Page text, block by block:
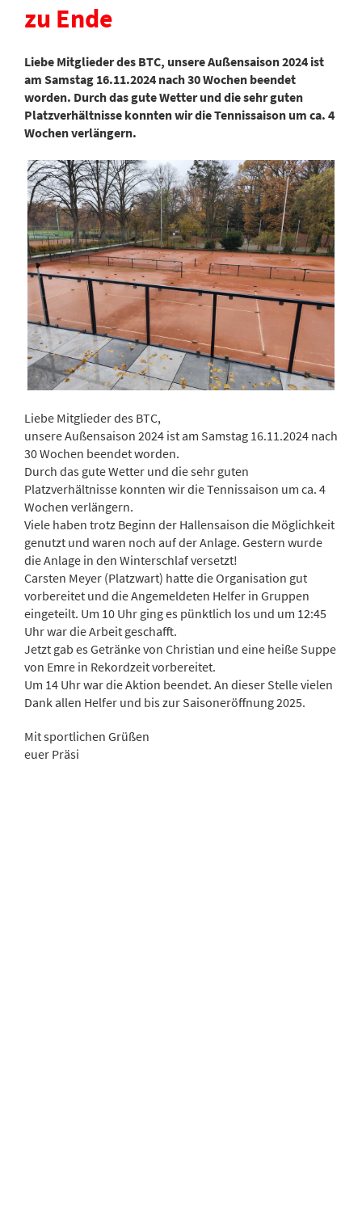
zu Ende
Liebe Mitglieder des BTC, unsere Außensaison 2024 ist
am Samstag 16.11.2024 nach 30 Wochen beendet
worden. Durch das gute Wetter und die sehr guten
Platzverhältnisse konnten wir die Tennissaison um ca. 4
Wochen verlängern.
Liebe Mitglieder des BTC,
unsere Außensaison 2024 ist am Samstag 16.11.2024 nach
30 Wochen beendet worden.
Durch das gute Wetter und die sehr guten
Platzverhältnisse konnten wir die Tennissaison um ca. 4
Wochen verlängern.
Viele haben trotz Beginn der Hallensaison die Möglichkeit
genutzt und waren noch auf der Anlage. Gestern wurde
die Anlage in den Winterschlaf versetzt!
Carsten Meyer (Platzwart) hatte die Organisation gut
vorbereitet und die Angemeldeten Helfer in Gruppen
eingeteilt. Um 10 Uhr ging es pünktlich los und um 12:45
Uhr war die Arbeit geschafft.
Jetzt gab es Getränke von Christian und eine heiße Suppe
von Emre in Rekordzeit vorbereitet.
Um 14 Uhr war die Aktion beendet. An dieser Stelle vielen
Dank allen Helfer und bis zur Saisoneröffnung 2025.
Mit sportlichen Grüßen
euer Präsi